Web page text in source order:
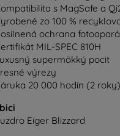
s MagSafe a
zo 100 %
ochrana
MIL-SPEC 810H
supermäkký pocit
výrezy
20 000 hodín (2
Eiger Blizzard